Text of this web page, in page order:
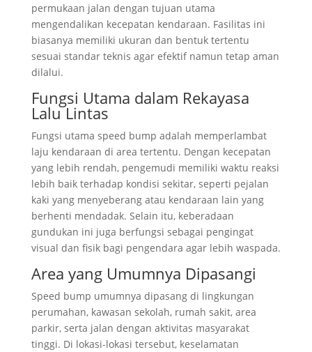
permukaan jalan dengan tujuan utama
mengendalikan kecepatan kendaraan. Fasilitas ini
biasanya memiliki ukuran dan bentuk tertentu
sesuai standar teknis agar efektif namun tetap aman
dilalui.
Fungsi Utama dalam Rekayasa
Lalu Lintas
Fungsi utama speed bump adalah memperlambat
laju kendaraan di area tertentu. Dengan kecepatan
yang lebih rendah, pengemudi memiliki waktu reaksi
lebih baik terhadap kondisi sekitar, seperti pejalan
kaki yang menyeberang atau kendaraan lain yang
berhenti mendadak. Selain itu, keberadaan
gundukan ini juga berfungsi sebagai pengingat
visual dan fisik bagi pengendara agar lebih waspada.
Area yang Umumnya Dipasangi
Speed bump umumnya dipasang di lingkungan
perumahan, kawasan sekolah, rumah sakit, area
parkir, serta jalan dengan aktivitas masyarakat
tinggi. Di lokasi-lokasi tersebut, keselamatan